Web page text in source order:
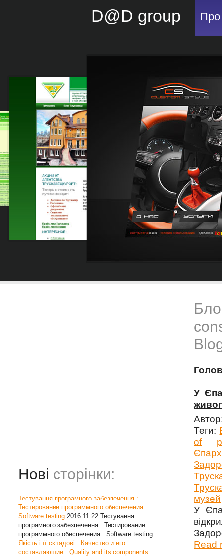
D@D group Про
Нові сторінки:
Тестування програмного забезпечення :
Тестирование программного обеспечения :
Software testing 2016.11.22 Тестування
програмного забезпечення : Тестирование
программного обеспечения : Software testing
Якість і її складові : Качество и его
составляющие : Quality and its components
У
Теги:
of
музей
У
Read